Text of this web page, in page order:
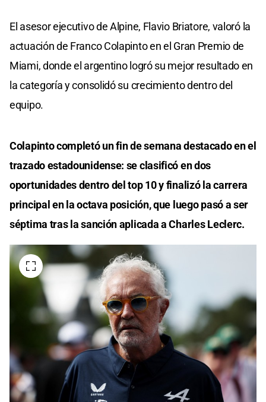
El asesor ejecutivo de Alpine, Flavio Briatore, valoró la
actuación de Franco Colapinto en el Gran Premio de
Miami, donde el argentino logró su mejor resultado en
la categoría y consolidó su crecimiento dentro del
equipo.
Colapinto completó un fin de semana destacado en el
trazado estadounidense: se clasificó en dos
oportunidades dentro del top 10 y finalizó la carrera
principal en la octava posición, que luego pasó a ser
séptima tras la sanción aplicada a Charles Leclerc.